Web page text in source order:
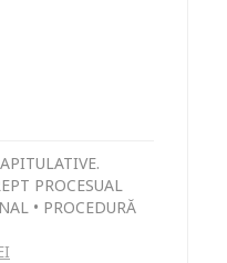
PROCESUAL
• PROCEDURĂ